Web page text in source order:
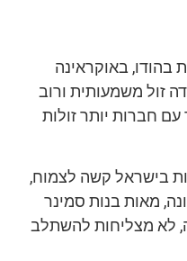
בהודו, באוקראינה
זול משמעותית ורוב
חברות יותר זולות
בישראל קשה לצמוח,
מאות בנות סמינר
לא מצליחות להשתלב